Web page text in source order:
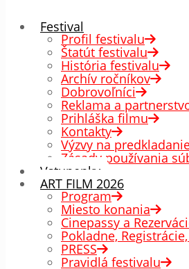
Festival
Profil festivalu
Štatút festivalu
História festivalu
Archív ročníkov
Dobrovoľníci
Reklama a
Prihláška filmu
Kontakty
Výzvy na
Zásady používania
Vstupenky
ART FILM 2026
Program
Miesto konania
Cinepassy a
Pokladne,
PRESS
Pravidlá festivalu